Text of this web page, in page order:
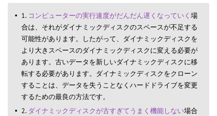
1. コンピューターの実行速度がだんだん遅くなっていく 場
合は、それがダイナミックディスクのスペースが不足する
可能性があります。したがって、ダイナミックディスクを
より大きスペースのダイナミックディスクに変える必要が
あります。古いデータを新しいダイナミックディスクに移
転する必要があります。ダイナミックディスクをクローン
することは、データを失うことなくハードドライブを変更
するための最良の方法です。
2. ダイナミックディスクが古すぎてうまく機能しない場合